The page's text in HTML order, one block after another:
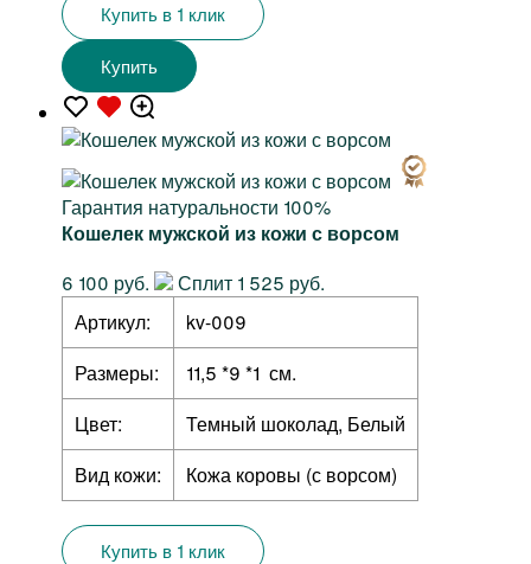
Купить в 1 клик
Купить
Гарантия натуральности 100%
Кошелек мужской из кожи с ворсом
6 100 руб.
Сплит 1 525 руб.
Артикул:
kv-009
Размеры:
11,5 *9 *1 см.
Цвет:
Темный шоколад, Белый
Вид кожи:
Кожа коровы (с ворсом)
Купить в 1 клик